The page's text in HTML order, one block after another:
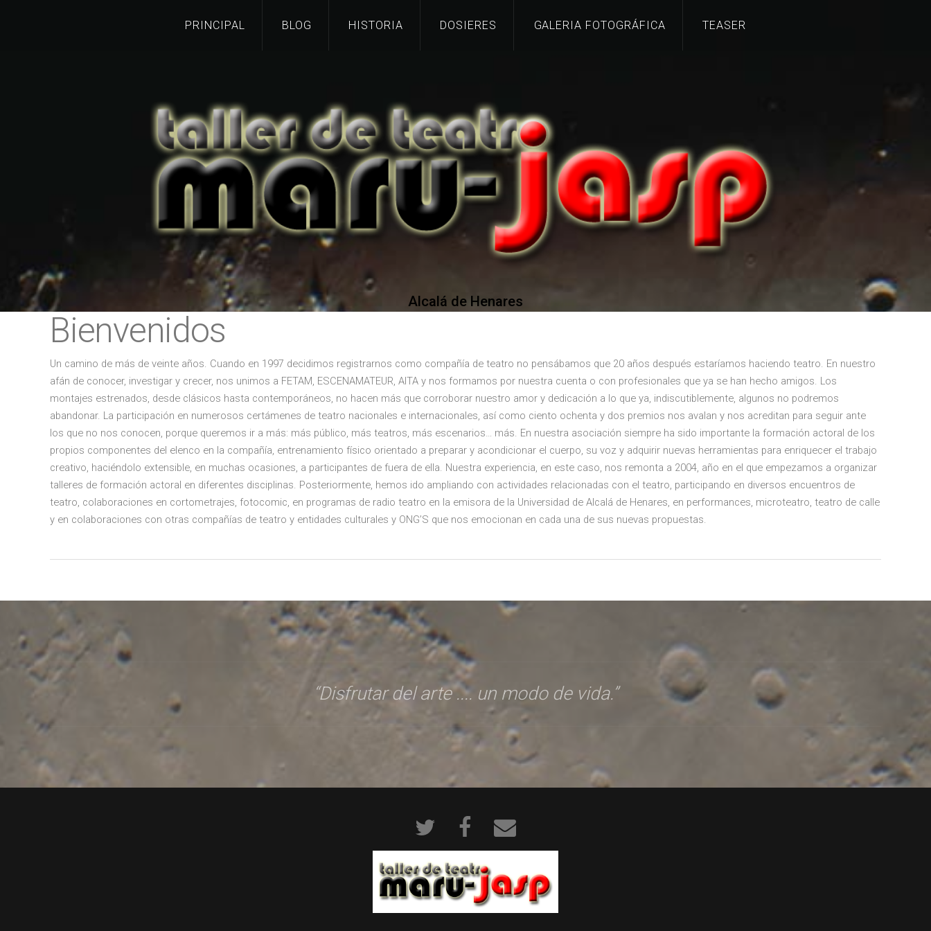
PRINCIPAL BLOG HISTORIA DOSIERES GALERIA FOTOGRÁFICA TEASER
Alcalá de Henares
Bienvenidos
Un camino de más de veinte años. Cuando en 1997 decidimos registrarnos como compañía de teatro no pensábamos que 20 años después estaríamos haciendo teatro. En nuestro
afán de conocer, investigar y crecer, nos unimos a FETAM, ESCENAMATEUR, AITA y nos formamos por nuestra cuenta o con profesionales que ya se han hecho amigos. Los
montajes estrenados, desde clásicos hasta contemporáneos, no hacen más que corroborar nuestro amor y dedicación a lo que ya, indiscutiblemente, algunos no podremos
abandonar. La participación en numerosos certámenes de teatro nacionales e internacionales, así como ciento ochenta y dos premios nos avalan y nos acreditan para seguir ante
los que no nos conocen, porque queremos ir a más: más público, más teatros, más escenarios… más. En nuestra asociación siempre ha sido importante la formación actoral de los
propios componentes del elenco en la compañía, entrenamiento físico orientado a preparar y acondicionar el cuerpo, su voz y adquirir nuevas herramientas para enriquecer el trabajo
creativo, haciéndolo extensible, en muchas ocasiones, a participantes de fuera de ella. Nuestra experiencia, en este caso, nos remonta a 2004, año en el que empezamos a organizar
talleres de formación actoral en diferentes disciplinas. Posteriormente, hemos ido ampliando con actividades relacionadas con el teatro, participando en diversos encuentros de
teatro, colaboraciones en cortometrajes, fotocomic, en programas de radio teatro en la emisora de la Universidad de Alcalá de Henares, en performances, microteatro, teatro de calle
y en colaboraciones con otras compañías de teatro y entidades culturales y ONG’S que nos emocionan en cada una de sus nuevas propuestas.
“Disfrutar del arte .... un modo de vida.”